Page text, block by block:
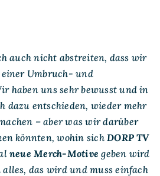
auch nicht abstreiten, dass wir
Umbruch- und
haben uns sehr bewusst und in
dazu entschieden, wieder mehr
– aber was wir darüber
könnten, wohin sich DORP TV
neue Merch-Motive geben wird
das wird und muss einfach